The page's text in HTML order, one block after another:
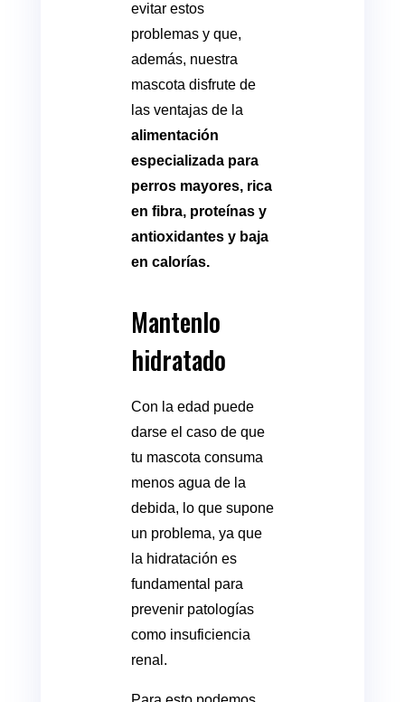
evitar estos
problemas y que,
además, nuestra
mascota disfrute de
las ventajas de la
alimentación
especializada para
perros mayores, rica
en fibra, proteínas y
antioxidantes y baja
en calorías.
Mantenlo
hidratado
Con la edad puede
darse el caso de que
tu mascota consuma
menos agua de la
debida, lo que supone
un problema, ya que
la hidratación es
fundamental para
prevenir patologías
como insuficiencia
renal.